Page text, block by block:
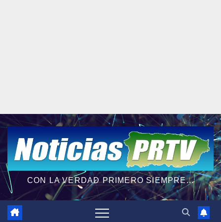
CON LA VERDAD PRIMERO SIEMPRE...